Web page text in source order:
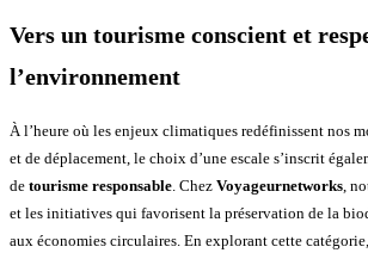
Vers un tourisme conscient et
l’environnement
À l’heure où les enjeux climatiques redéfinissent nos
et de déplacement, le choix d’une escale s’inscrit
de tourisme responsable. Chez Voyageurnetworks,
et les initiatives qui favorisent la préservation de la
aux économies circulaires. En explorant cette